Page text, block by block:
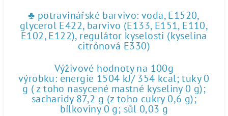
♣ potravinářské barvivo: voda, E1520,
glycerol E422, barvivo (E133, E151, E110,
E102, E122), regulátor kyselosti (kyselina
citrónová E330)
Výživové hodnoty na 100g
výrobku: energie 1504 kJ/ 354 kcal; tuky 0
g ( z toho nasycené mastné kyseliny 0 g);
sacharidy 87,2 g (z toho cukry 0,6 g);
bílkoviny 0 g; sůl 0,03 g